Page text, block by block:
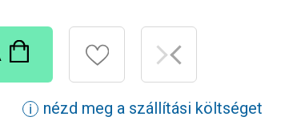
ℹ nézd meg a szállítási költséget